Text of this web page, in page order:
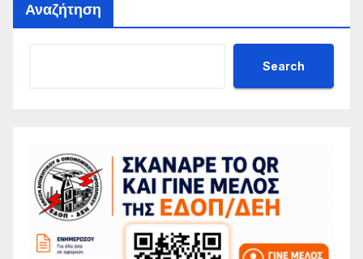
Αναζήτηση
Search